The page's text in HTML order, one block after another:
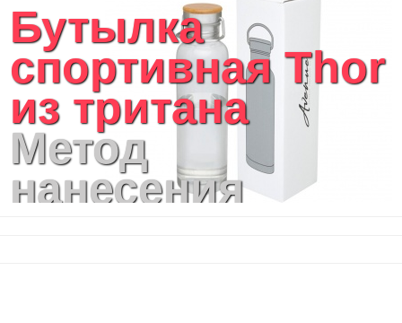
Бутылка
спортивная Thor
из тритана
Метод
нанесения